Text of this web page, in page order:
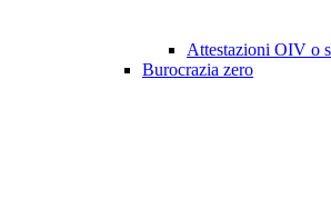
Attestazioni OIV o
Burocrazia zero